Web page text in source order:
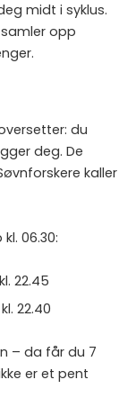
midt i syklus.
opp
du
deg. De
kaller
06.30:
22.45
22.40
– da får du 7
er et pent